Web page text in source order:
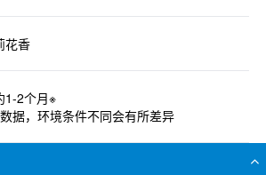
花香
1-2个月※
据，环境条件不同会有所差异